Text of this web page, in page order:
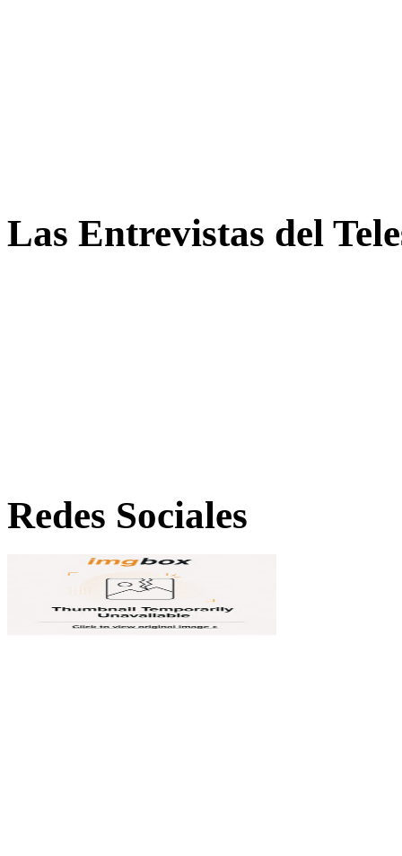
Las Entrevistas del
Redes Sociales